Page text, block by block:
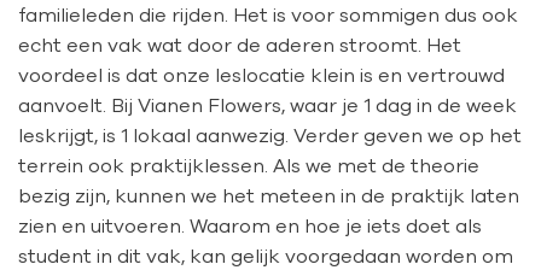
familieleden die rijden. Het is voor sommigen dus ook
echt een vak wat door de aderen stroomt. Het
voordeel is dat onze leslocatie klein is en vertrouwd
aanvoelt. Bij Vianen Flowers, waar je 1 dag in de week
leskrijgt, is 1 lokaal aanwezig. Verder geven we op het
terrein ook praktijklessen. Als we met de theorie
bezig zijn, kunnen we het meteen in de praktijk laten
zien en uitvoeren. Waarom en hoe je iets doet als
student in dit vak, kan gelijk voorgedaan worden om